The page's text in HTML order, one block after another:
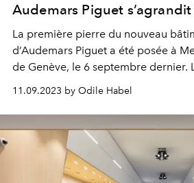
Audemars Piguet
La première pierre du nouveau
d’Audemars Piguet a été posée à
de Genève, le 6 septembre dernier.
surfaces industrielles, est prévue
11.09.2023 by Odile Habel